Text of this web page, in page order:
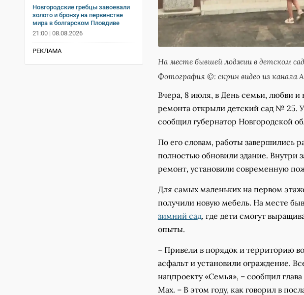
Новгородские гребцы завоевали
золото и бронзу на первенстве
мира в болгарском Пловдиве
21:00 | 08.08.2026
РЕКЛАМА
На месте бывшей лоджии в детском
Фотография ©: скрин видео из канала
Вчера, 8 июля, в День семьи, любви и
ремонта открыли детский сад № 25.
сообщил губернатор Новгородской
По его словам, работы завершились
полностью обновили здание.
ремонт, установили современную
Для самых маленьких на первом
получили новую мебель. На месте
зимний сад, где дети смогут
опыты.
– Привели в порядок и территорию
асфальт и установили ограждение.
нацпроекту «Семья», – сообщил
Мах. – В этом году, как говорил в